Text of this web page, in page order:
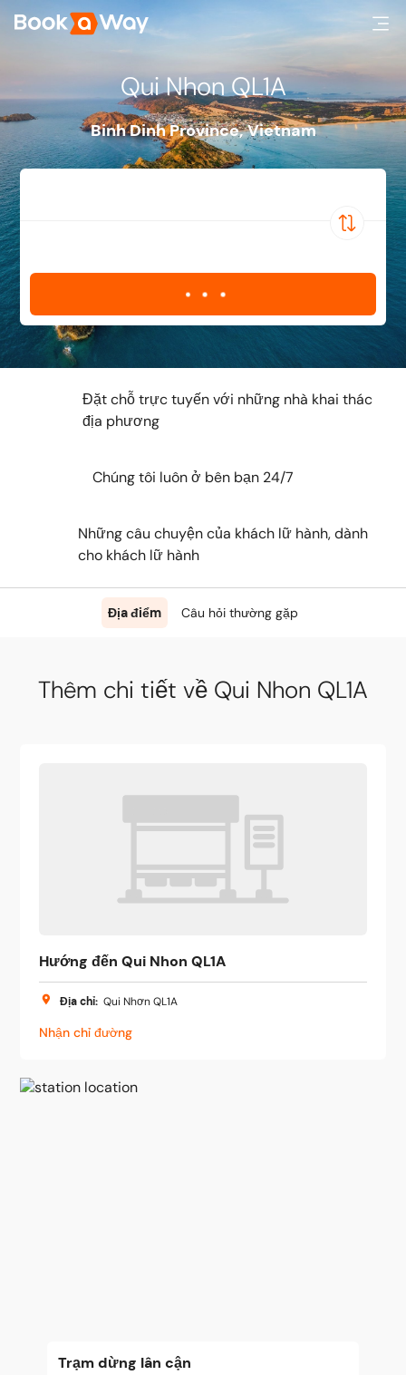
Qui Nhon QL1A
Binh Dinh Province,Vietnam
Địa điểm Câu hỏi thường gặp
Đặt chỗ trực tuyến với những nhà khai thác
địa phương
Chúng tôi luôn ở bên bạn 24/7
Những câu chuyện của khách lữ hành, dành
cho khách lữ hành
Thêm chi tiết về Qui Nhon QL1A
Hướng đến Qui Nhon QL1A
Địa chỉ: Qui Nhơn QL1A
Nhận chỉ đường
Trạm dừng lân cận